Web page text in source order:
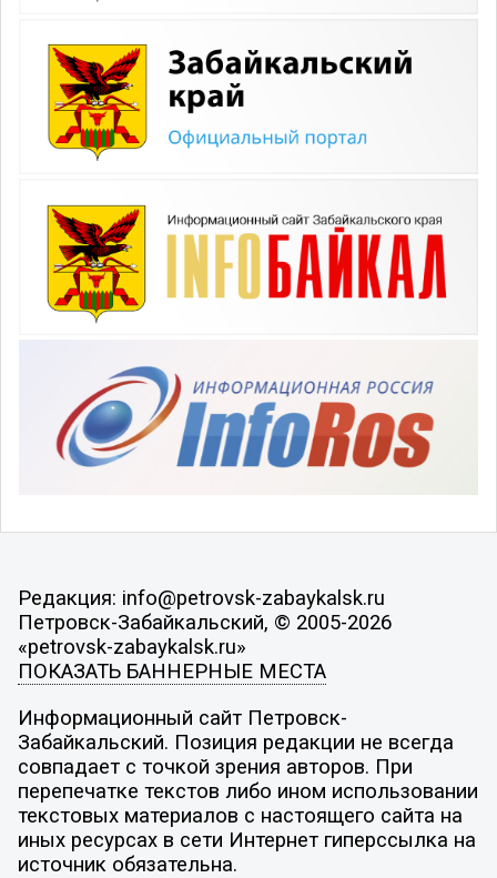
Редакция: info@petrovsk-zabaykalsk.ru
Петровск-Забайкальский, © 2005-2026
«petrovsk-zabaykalsk.ru»
ПОКАЗАТЬ БАННЕРНЫЕ МЕСТА
Информационный сайт Петровск-
Забайкальский. Позиция редакции не всегда
совпадает с точкой зрения авторов. При
перепечатке текстов либо ином использовании
текстовых материалов с настоящего сайта на
иных ресурсах в сети Интернет гиперссылка на
источник обязательна.